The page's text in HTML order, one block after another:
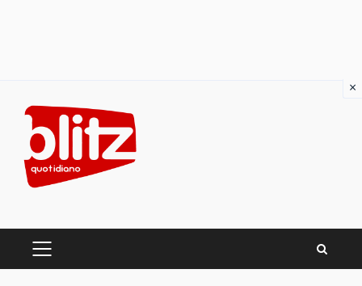
content
PRIMARY
×